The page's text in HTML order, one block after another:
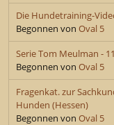
Die Hundetraining-
Begonnen von Oval 5
Serie Tom Meulman -
Begonnen von Oval 5
Fragenkat. zur
Hunden (Hessen)
Begonnen von Oval 5